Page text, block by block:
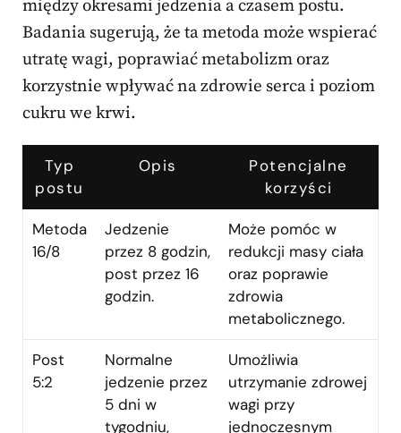
między okresami jedzenia a czasem postu.
Badania sugerują, że ta metoda może wspierać
utratę wagi, poprawiać metabolizm oraz
korzystnie wpływać na zdrowie serca i poziom
cukru we krwi.
Typ
postu
Opis
Potencjalne
korzyści
Metoda
16/8
Jedzenie
przez 8 godzin,
post przez 16
godzin.
Może pomóc w
redukcji masy ciała
oraz poprawie
zdrowia
metabolicznego.
Post
5:2
Normalne
jedzenie przez
5 dni w
tygodniu,
Umożliwia
utrzymanie zdrowej
wagi przy
jednoczesnym